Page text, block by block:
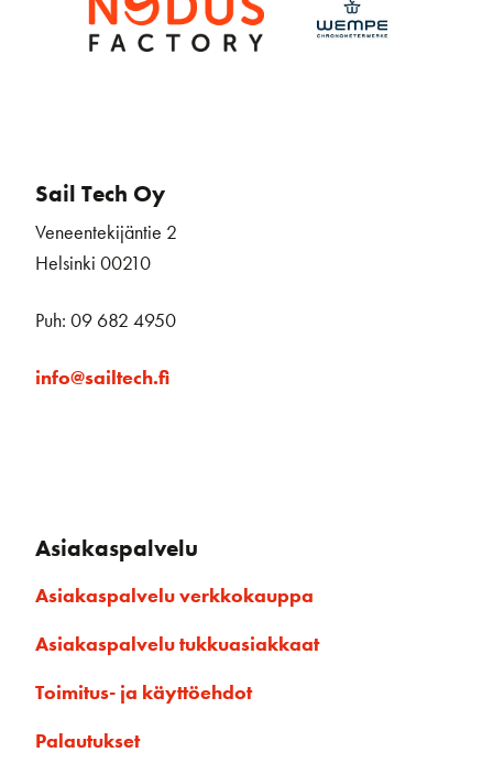
Sail Tech Oy
Veneentekijäntie 2
Helsinki 00210
Puh: 09 682 4950
info@sailtech.fi
Asiakaspalvelu
Asiakaspalvelu verkkokauppa
Asiakaspalvelu tukkuasiakkaat
Toimitus- ja käyttöehdot
Palautukset